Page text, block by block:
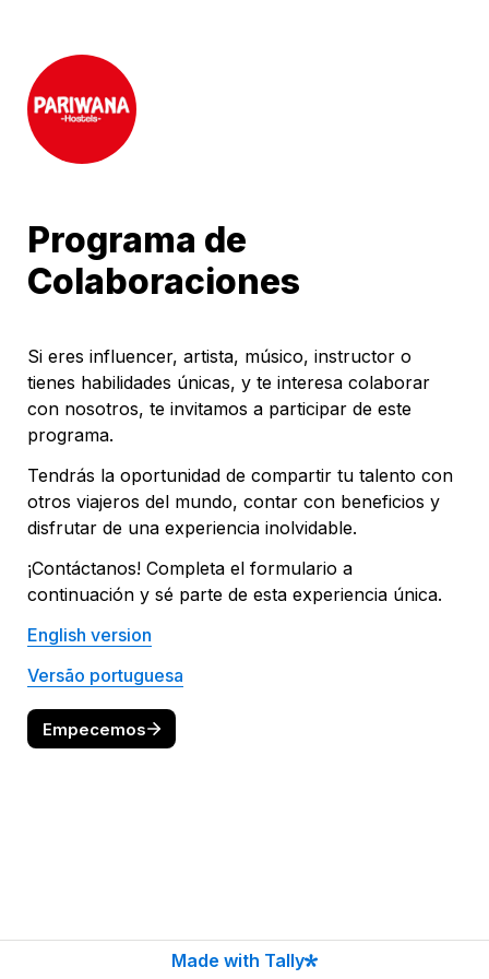
Programa de
Colaboraciones
Si eres influencer, artista, músico, instructor o
tienes habilidades únicas, y te interesa colaborar
con nosotros, te invitamos a participar de este
programa.
Tendrás la oportunidad de compartir tu talento con
otros viajeros del mundo, contar con beneficios y
disfrutar de una experiencia inolvidable.
¡Contáctanos! Completa el formulario a
continuación y sé parte de esta experiencia única.
English version
Versão portuguesa
Empecemos
Made with Tally